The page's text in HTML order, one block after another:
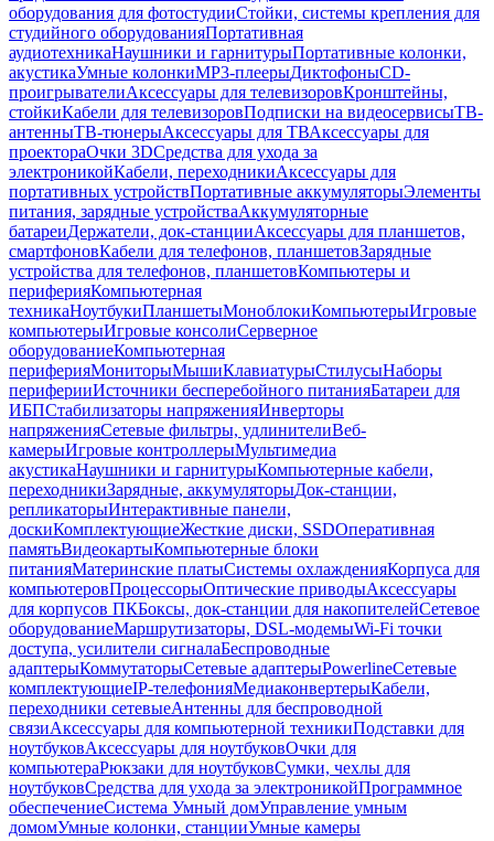
оборудования для фотостудииСтойки, системы крепления для
студийного оборудованияПортативная
аудиотехникаНаушники и гарнитурыПортативные колонки,
акустикаУмные колонкиMP3-плеерыДиктофоныCD-
проигрывателиАксессуары для телевизоровКронштейны,
стойкиКабели для телевизоровПодписки на видеосервисыТВ-
антенныТВ-тюнерыАксессуары для ТВАксессуары для
проектораОчки 3DСредства для ухода за
электроникойКабели, переходникиАксессуары для
портативных устройствПортативные аккумуляторыЭлементы
питания, зарядные устройстваАккумуляторные
батареиДержатели, док-станцииАксессуары для планшетов,
смартфоновКабели для телефонов, планшетовЗарядные
устройства для телефонов, планшетовКомпьютеры и
периферияКомпьютерная
техникаНоутбукиПланшетыМоноблокиКомпьютерыИгровые
компьютерыИгровые консолиСерверное
оборудованиеКомпьютерная
периферияМониторыМышиКлавиатурыСтилусыНаборы
периферииИсточники бесперебойного питанияБатареи для
ИБПСтабилизаторы напряженияИнверторы
напряженияСетевые фильтры, удлинителиВеб-
камерыИгровые контроллерыМультимедиа
акустикаНаушники и гарнитурыКомпьютерные кабели,
переходникиЗарядные, аккумуляторыДок-станции,
репликаторыИнтерактивные панели,
доскиКомплектующиеЖесткие диски, SSDОперативная
памятьВидеокартыКомпьютерные блоки
питанияМатеринские платыСистемы охлажденияКорпуса для
компьютеровПроцессорыОптические приводыАксессуары
для корпусов ПКБоксы, док-станции для накопителейСетевое
оборудованиеМаршрутизаторы, DSL-модемыWi-Fi точки
доступа, усилители сигналаБеспроводные
адаптерыКоммутаторыСетевые адаптерыPowerlineСетевые
комплектующиеIP-телефонияМедиаконвертерыКабели,
переходники сетевыеАнтенны для беспроводной
связиАксессуары для компьютерной техникиПодставки для
ноутбуковАксессуары для ноутбуковОчки для
компьютераРюкзаки для ноутбуковСумки, чехлы для
ноутбуковСредства для ухода за электроникойПрограммное
обеспечениеСистема Умный домУправление умным
домомУмные колонки, станцииУмные камеры